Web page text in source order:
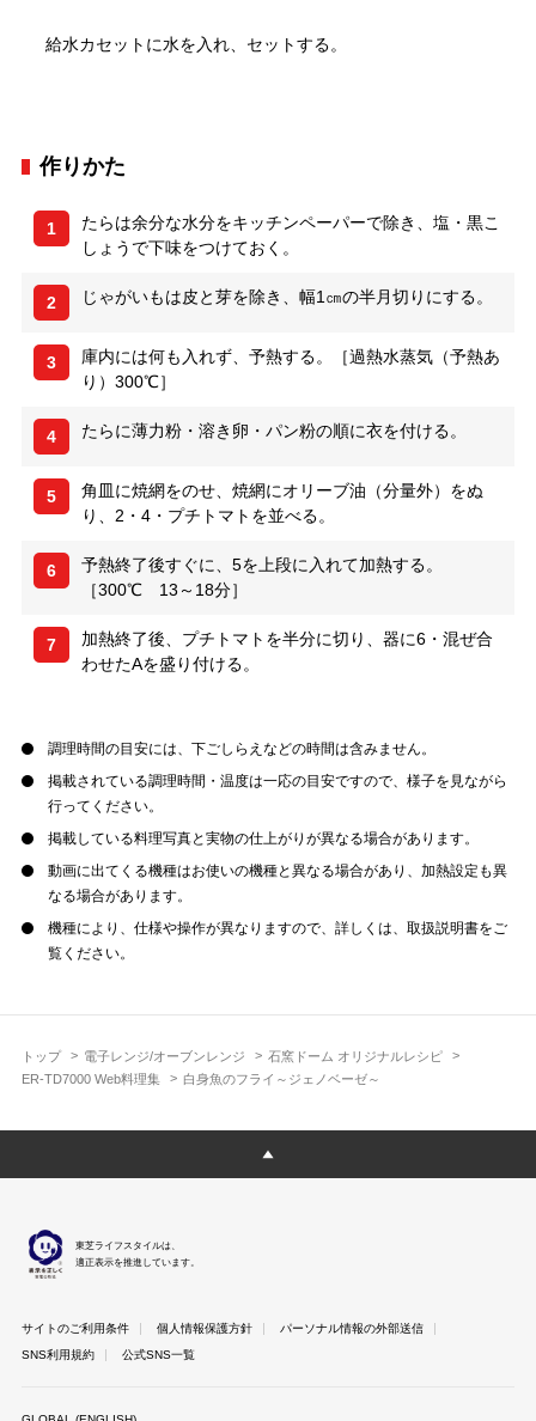
トップ 電子レンジ/オーブンレンジ
石窯ドーム オリジナルレシピ
ER-TD7000 Web料理集
白身魚のフライ～ジェノベーゼ～
給水カセットに水を入れ、セットする。
作りかた
1
たらは余分な水分をキッチンペーパーで除き、塩・黒こ
しょうで下味をつけておく。
2 じゃがいもは皮と芽を除き、幅1㎝の半月切りにする。
3
庫内には何も入れず、予熱する。［過熱水蒸気（予熱あ
り）300℃］
4 たらに薄力粉・溶き卵・パン粉の順に衣を付ける。
5
角皿に焼網をのせ、焼網にオリーブ油（分量外）をぬ
り、2・4・プチトマトを並べる。
6
予熱終了後すぐに、5を上段に入れて加熱する。
［300℃ 13～18分］
7
加熱終了後、プチトマトを半分に切り、器に6・混ぜ合
わせたAを盛り付ける。
調理時間の目安には、下ごしらえなどの時間は含みません。
掲載されている調理時間・温度は一応の目安ですので、様子を見ながら
行ってください。
掲載している料理写真と実物の仕上がりが異なる場合があります。
動画に出てくる機種はお使いの機種と異なる場合があり、加熱設定も異
なる場合があります。
機種により、仕様や操作が異なりますので、詳しくは、取扱説明書をご
覧ください。
東芝ライフスタイルは、
適正表示を推進しています。
サイトのご利用条件 個人情報保護方針
パーソナル情報の外部送信
SNS利用規約
公式SNS一覧